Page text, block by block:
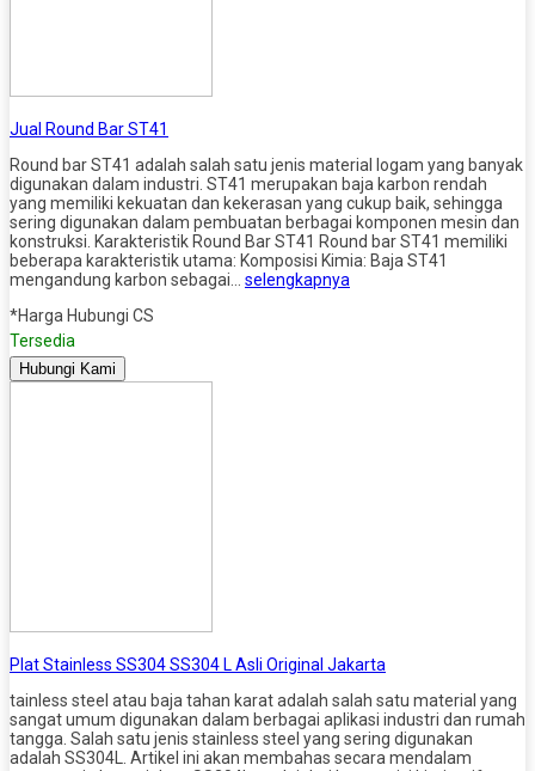
Jual Round Bar ST41
Round bar ST41 adalah salah satu jenis material logam yang banyak
digunakan dalam industri. ST41 merupakan baja karbon rendah
yang memiliki kekuatan dan kekerasan yang cukup baik, sehingga
sering digunakan dalam pembuatan berbagai komponen mesin dan
konstruksi. Karakteristik Round Bar ST41 Round bar ST41 memiliki
beberapa karakteristik utama: Komposisi Kimia: Baja ST41
mengandung karbon sebagai… selengkapnya
*Harga Hubungi CS
Tersedia
Hubungi Kami
Plat Stainless SS304 SS304 L Asli Original Jakarta
tainless steel atau baja tahan karat adalah salah satu material yang
sangat umum digunakan dalam berbagai aplikasi industri dan rumah
tangga. Salah satu jenis stainless steel yang sering digunakan
adalah SS304L. Artikel ini akan membahas secara mendalam